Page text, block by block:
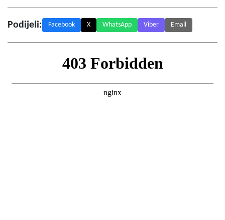
Podijeli: Facebook X WhatsApp Viber Email